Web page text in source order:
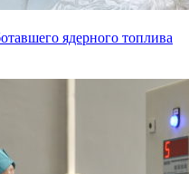
ядерного топлива